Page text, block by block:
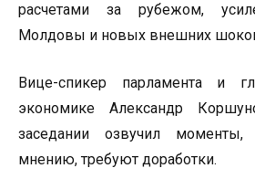
расчетами за рубежом,
Молдовы и новых внешних
Вице-спикер парламента и
экономике Александр
заседании озвучил
мнению, требуют доработки.